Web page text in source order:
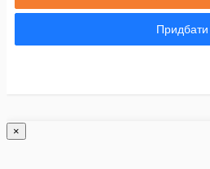
Придбати
×